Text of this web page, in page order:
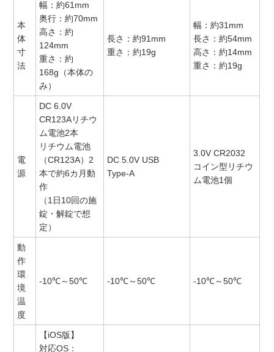
本
体
寸
法
幅：約61mm
奥行：約70mm
高さ：約
124mm
重さ：約
168g（本体の
み）
長さ：約91mm
重さ：約19g
幅：約31mm
長さ：約54mm
高さ：約14mm
重さ：約19g
電
源
DC 6.0V
CR123Aリチウ
ム電池2本
リチウム電池
（CR123A）2
本で約6カ月動
作
（1日10回の施
錠・解錠で想
定）
DC 5.0V USB
Type-A
3.0V CR2032
コイン型リチウ
ム電池1個
動
作
環
境
温
度
-10℃～50℃ -10℃～50℃ -10℃～50℃
【iOS版】
対応OS：